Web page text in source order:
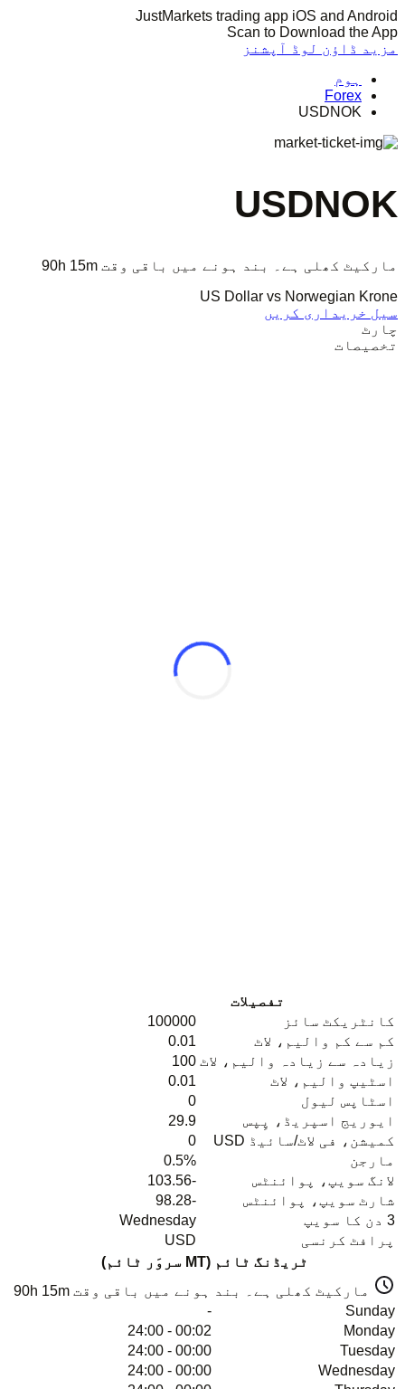
JustMarkets trading app iOS and Android
Scan to Download the App
مزید ڈاؤن لوڈ آپشنز
ہوم
Forex
USDNOK
USDNOK
مارکیٹ کھلی ہے۔ بند ہونے میں باقی وقت 90h 15m
US Dollar vs Norwegian Krone
سیل خریداری کریں
چارٹ
تخصیصات
تفصیلات
کانٹریکٹ سائز
100000
کم سے کم والیم، لاٹ
0.01
زیادہ سے زیادہ والیم، لاٹ 100
اسٹیپ والیم، لاٹ
0.01
اسٹاپس لیول
0
ایوریج اسپریڈ، پِپس
29.9
کمیشن، فی لاٹ/سائیڈ USD
0
مارجن
0.5%
لانگ سویپ، پوائنٹس
-103.56
شارٹ سویپ، پوائنٹس
-98.28
3 دن کا سویپ
Wednesday
پرافٹ کرنسی
USD
ٹریڈنگ ٹائم (MT سروَر ٹائم)
مارکیٹ کھلی ہے۔ بند ہونے میں باقی وقت 90h 15m
Sunday
-
Monday
00:02 - 24:00
Tuesday
00:00 - 24:00
Wednesday
00:00 - 24:00